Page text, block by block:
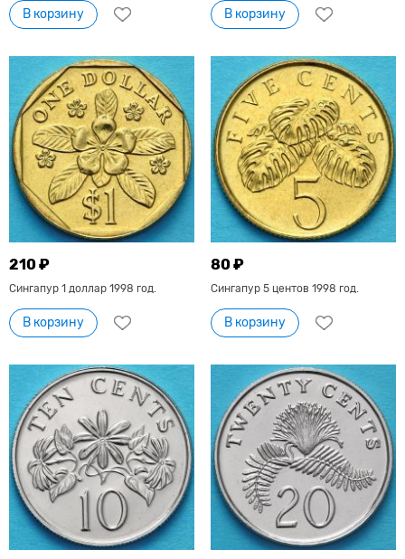
В корзину В корзину
210 ₽
Сингапур 1 доллар 1998 год.
В корзину
80 ₽
Сингапур 5 центов 1998 год.
В корзину